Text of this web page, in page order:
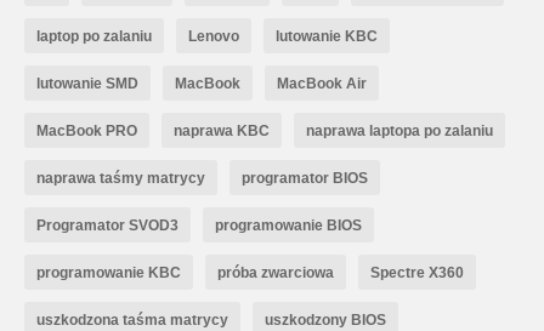
laptop po zalaniu Lenovo lutowanie KBC
lutowanie SMD MacBook MacBook Air
MacBook PRO naprawa KBC naprawa laptopa po zalaniu
naprawa taśmy matrycy programator BIOS
Programator SVOD3 programowanie BIOS
programowanie KBC próba zwarciowa Spectre X360
uszkodzona taśma matrycy uszkodzony BIOS